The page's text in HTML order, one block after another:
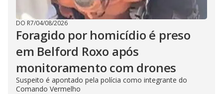
DO R7/04/08/2026
Foragido por homicídio é preso
em Belford Roxo após
monitoramento com drones
Suspeito é apontado pela polícia como integrante do
Comando Vermelho